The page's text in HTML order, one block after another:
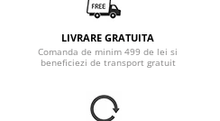
LIVRARE GRATUITA
Comanda de minim 499 de lei si
beneficiezi de transport gratuit